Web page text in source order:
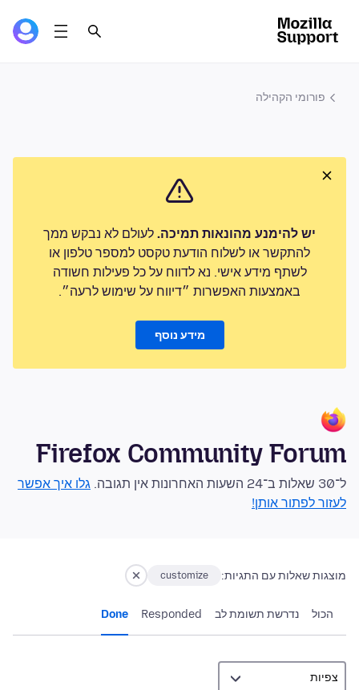
פורומי הקהילה
יש להימנע מהונאות תמיכה. לעולם לא נבקש ממך
להתקשר או לשלוח הודעת טקסט למספר טלפון או
לשתף מידע אישי. נא לדווח על כל פעילות חשודה
באמצעות האפשרות ״דיווח על שימוש לרעה״.
מידע נוסף
Firefox Community Forum
ל־30 שאלות ב־24 השעות האחרונות אין תגובה.
גלו איך אפשר
לעזור לפתור אותן!
מוצגות שאלות עם התגיות: customize
הכול נדרשת תשומת לב Responded
Done